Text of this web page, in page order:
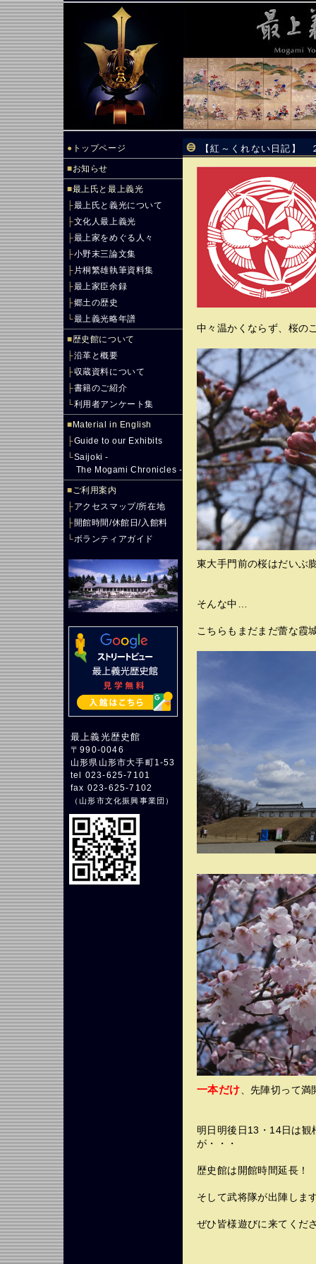
● トップページ
■お知らせ
■最上氏と最上義光
├最上氏と義光について
├文化人最上義光
├最上家をめぐる人々
├小野末三論文集
├ 片桐繁雄執筆資料集
├最上家臣余録
├郷土の歴史
└最上義光略年譜
■歴史館について
├沿革と概要
├収蔵資料について
├書籍のご紹介
└利用者アンケート集
■ Material in English
├Guide to our Exhibits
└Saijoki -
The Mogami Chronicles -
■ご利用案内
├アクセスマップ/所在地
├開館時間/休館日/入館料
└ボランティアガイド
最上義光歴史館
〒990-0046
山形県山形市大手町1-53
tel 023-625-7101
fax 023-625-7102
（山形市文化振興事業団 ）
【紅～くれない日記
中々温かくならず、桜の
東大手門前の桜はだいぶ
そんな中…
こちらもまだまだ蕾な霞
一本だけ 、先陣切って
明日明後日13・14日は観
が・・・
歴史館は開館時間延長！
そして武将隊が出陣しま
ぜひ皆様遊びに来てくだ